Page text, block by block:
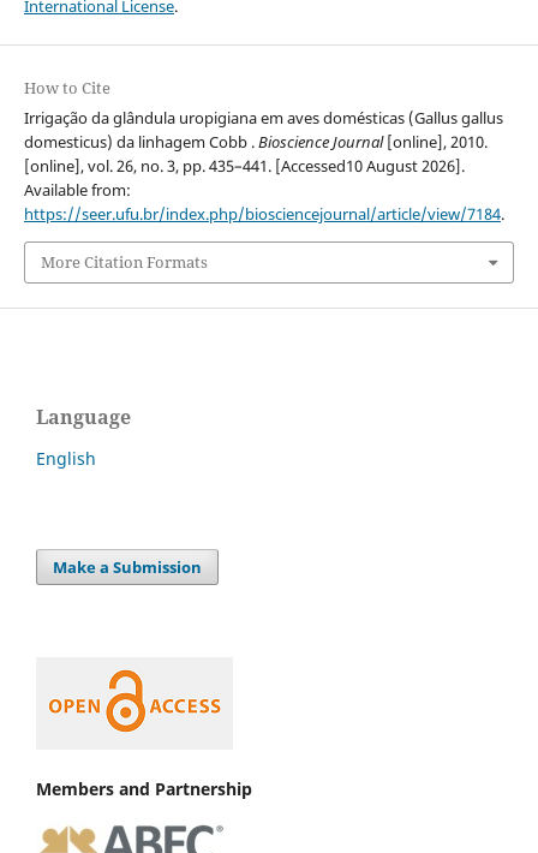
International License.
How to Cite
Irrigação da glândula uropigiana em aves domésticas (Gallus gallus
domesticus) da linhagem Cobb .Bioscience Journal[online], 2010.
[online], vol. 26, no. 3, pp. 435–441. [Accessed10 August 2026].
Available from:
https://seer.ufu.br/index.php/biosciencejournal/article/view/7184.
More Citation Formats
Language
English
Make a Submission
Members and Partnership